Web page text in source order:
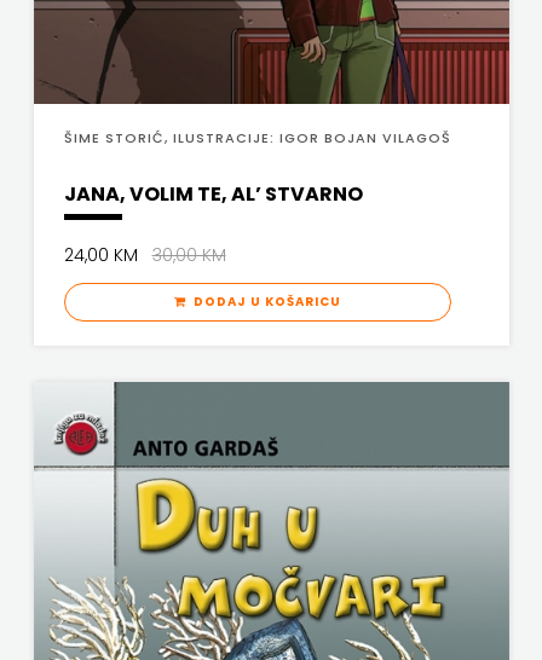
KOMERC
POETIKA
PULS
RADIOTELEVIZIJA
HERCEG-
ROCKMARK
SALESIANA
SANDORF
Scriptura
media
ŠIME STORIĆ, ILUSTRACIJE: IGOR BOJAN VILAGOŠ
JANA, VOLIM TE, AL’ STVARNO
24,00 KM30,00 KM
DODAJ U KOŠARICU